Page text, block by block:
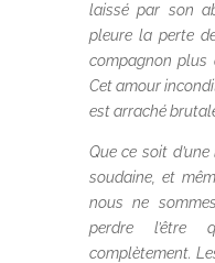
laissé par son
pleure la perte
compagnon plus
Cet amour
est arraché
Que ce soit
soudaine, et
nous ne
perdre l’être
complètement.